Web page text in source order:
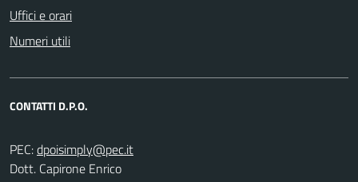
Uffici e orari
Numeri utili
CONTATTI D.P.O.
PEC:
Dott. Capirone Enrico